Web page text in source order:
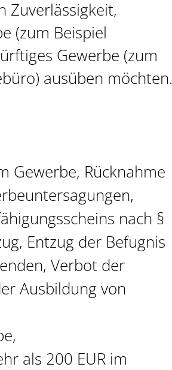
Zuverlässigkeit,
(zum Beispiel
Gewerbe (zum
ausüben möchten.
Gewerbe, Rücknahme
nach §
Entzug der Befugnis
Verbot der
Ausbildung von
als 200 EUR im